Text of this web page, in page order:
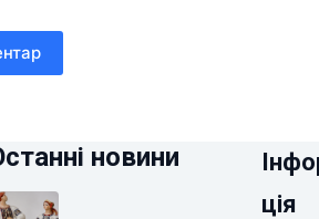
новини
ція